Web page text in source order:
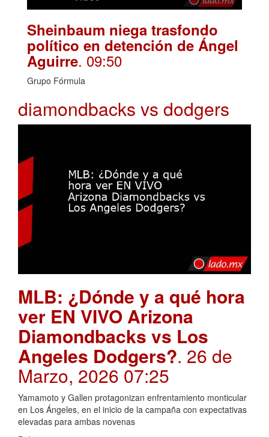
Sheinbaum niega trasfondo
político en detención de Ángel
Aguirre. 09:50
Grupo Fórmula
diamondbacks vs dodgers
MLB: ¿Dónde y a qué hora
ver EN VIVO Arizona
Diamondbacks vs Los
Angeles Dodgers?. 26 de
Marzo, 2026 07:25
Yamamoto y Gallen protagonizan enfrentamiento monticular
en Los Ángeles, en el inicio de la campaña con expectativas
elevadas para ambas novenas